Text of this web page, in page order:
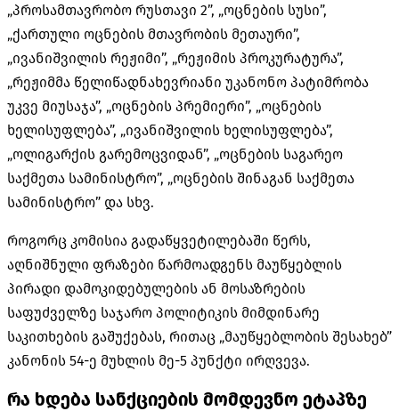
„პროსამთავრობო რუსთავი 2”, „ოცნების სუსი”,
„ქართული ოცნების მთავრობის მეთაური”,
„ივანიშვილის რეჟიმი”, „რეჟიმის პროკურატურა”,
„რეჟიმმა წელიწადნახევრიანი უკანონო პატიმრობა
უკვე მიუსაჯა”, „ოცნების პრემიერი”, „ოცნების
ხელისუფლება”, „ივანიშვილის ხელისუფლება”,
„ოლიგარქის გარემოცვიდან”, „ოცნების საგარეო
საქმეთა სამინისტრო”, „ოცნების შინაგან საქმეთა
სამინისტრო” და სხვ.
როგორც კომისია გადაწყვეტილებაში წერს,
აღნიშნული ფრაზები წარმოადგენს მაუწყებლის
პირადი დამოკიდებულების ან მოსაზრების
საფუძველზე საჯარო პოლიტიკის მიმდინარე
საკითხების გაშუქებას, რითაც „მაუწყებლობის შესახებ”
კანონის 54-ე მუხლის მე-5 პუნქტი ირღვევა.
რა ხდება სანქციების მომდევნო ეტაპზე